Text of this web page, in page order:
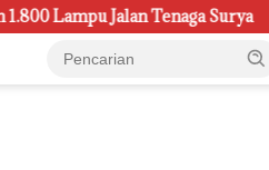
Jalan Tenaga Surya